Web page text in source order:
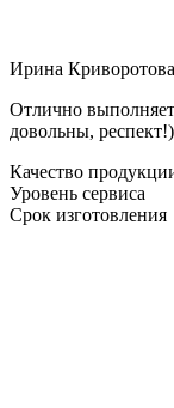
Ирина Криворотова
Отлично
довольны, респект!)
Качество
Уровень сервиса
Срок изготовления